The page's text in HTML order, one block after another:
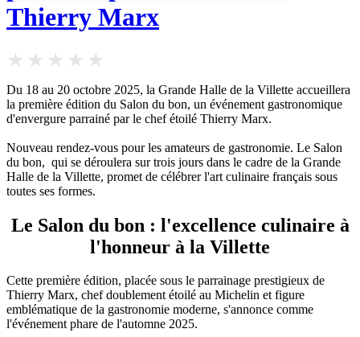
Thierry Marx
Du 18 au 20 octobre 2025, la Grande Halle de la Villette accueillera
la première édition du Salon du bon, un événement gastronomique
d'envergure parrainé par le chef étoilé Thierry Marx.
Nouveau rendez-vous pour les amateurs de gastronomie. Le Salon
du bon, qui se déroulera sur trois jours dans le cadre de la Grande
Halle de la Villette, promet de célébrer l'art culinaire français sous
toutes ses formes.
Le Salon du bon : l'excellence culinaire à
l'honneur à la Villette
Cette première édition, placée sous le parrainage prestigieux de
Thierry Marx, chef doublement étoilé au Michelin et figure
emblématique de la gastronomie moderne, s'annonce comme
l'événement phare de l'automne 2025.